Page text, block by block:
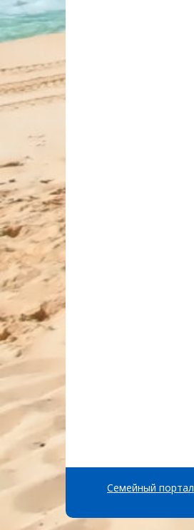
Семейный портал